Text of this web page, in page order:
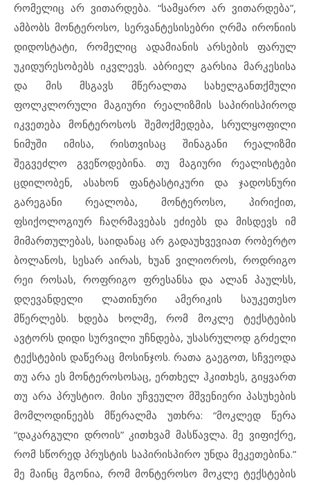
რომელიც არ ვითარდება. “სამყარო არ ვითარდება”,
ამბობს მონტეროსო, სერვანტესისებრი ღრმა ირონიის
დიდოსტატი, რომელიც ადამიანის არსების ფარულ
უკიდურესობებს იკვლევს. აბრიელ გარსია მარკესისა
და მის მსგავს მწერალთა სახელგანთქმული
ფოლკლორული მაგიური რეალიზმის საპირისპიროდ
იკვეთება მონტეროსოს შემოქმედება, სრულყოფილი
ნიმუში იმისა, რისთვისაც შინაგანი რეალიზმი
შეგვეძლო გვეწოდებინა. თუ მაგიური რეალისტები
ცდილობენ, ასახონ ფანტასტიკური და ჯადოსნური
გარეგანი რეალობა, მონტეროსო, პირიქით,
ფსიქოლოგიურ ჩაღრმავებას ეძიებს და მისდევს იმ
მიმართულებას, საიდანაც არ გადაუხვევიათ რობერტო
ბოლანოს, სესარ აირას, ხუან ვილიოროს, როდრიგო
რეი როსას, როფრიგო ფრესანსა და ალან პაულსს,
დღევანდელი ლათინური ამერიკის საუკეთესო
მწერლებს. ხდება ხოლმე, რომ მოკლე ტექსტების
ავტორს დიდი სურვილი უჩნდება, უსასრულოდ გრძელი
ტექსტების დაწერაც მოსინჯოს. რათა გაეგოთ, სჩვეოდა
თუ არა ეს მონტეროსოსაც, ერთხელ ჰკითხეს, გიყვართ
თუ არა პრუსტიო. მისი უჩვეულო მშვენიერი პასუხების
მომლოდინეებს მწერალმა უთხრა: “მოკლედ წერა
“დაკარგული დროის” კითხვამ მასწავლა. მე ვიფიქრე,
რომ სწორედ პრუსტის საპირისპირო უნდა მეკეთებინა.”
მე მაინც მგონია, რომ მონტეროსო მოკლე ტექსტების